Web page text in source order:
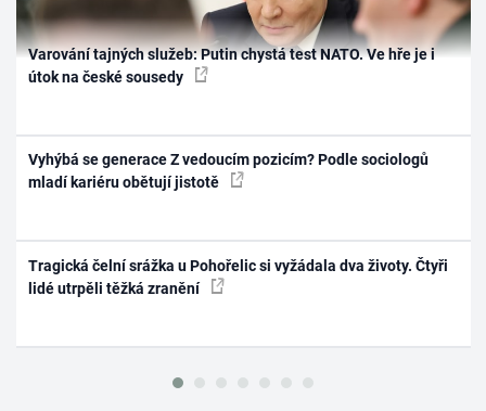
Varování tajných služeb: Putin chystá test NATO. Ve hře je i
útok na české sousedy
Vyhýbá se generace Z vedoucím pozicím? Podle sociologů
mladí kariéru obětují jistotě
Tragická čelní srážka u Pohořelic si vyžádala dva životy. Čtyři
lidé utrpěli těžká zranění